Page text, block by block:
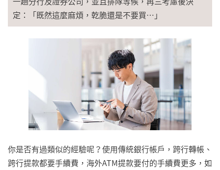
定：「既然這麼麻煩，乾脆還是不要買…」
你是否有過類似的經驗呢？使用傳統銀行帳戶，跨行轉帳、
跨行提款都要手續費，海外ATM提款要付的手續費更多，如